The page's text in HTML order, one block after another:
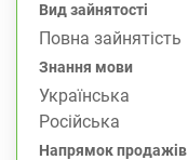
Вид зайнятості
Повна зайнятість
Знання мови
Українська
Російська
Напрямок продажів